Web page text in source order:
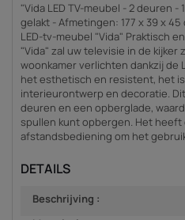
"Vida LED TV-meubel - 2 deuren -
gelakt - Afmetingen: 177 x 39 x 45
LED-tv-meubel "Vida" Praktisch
"Vida" zal uw televisie in de
woonkamer verlichten dankzij de
het esthetisch en resistent, het
interieurontwerp en decoratie.
deuren en een opberglade,
spullen kunt opbergen. Het heeft
afstandsbediening om het
DETAILS
Beschrijving :